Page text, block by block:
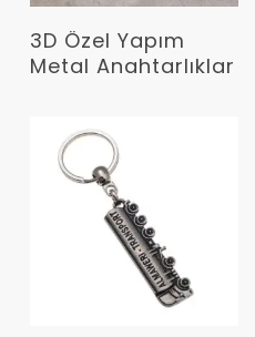
Devamını Oku
3D Özel Yapım
Metal Anahtarlıklar